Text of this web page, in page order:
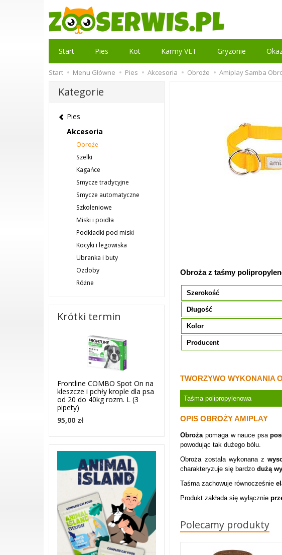
Start Pies Kot Karmy VET Gryzonie
Start Menu Główne Pies Akcesoria Obroże Amiplay Samba
Obroża z taśmy
Szerokość
Długość
Kolor
Producent
TWORZYWO WYKONANIA
Taśma polipropylenowa
OPIS OBROŻY AMIPLAY
Obroża pomaga w nauce psa
powodując tak dużego bólu.
Obroża została wykonana z
charakteryzuje się bardzo dużą
Taśma zachowuje równocześnie
Produkt zakłada się wyłącznie
Polecamy produkty
Kategorie
Pies
Akcesoria
Obroże
Szelki
Kagańce
Smycze tradycyjne
Smycze automatyczne
Szkoleniowe
Miski i poidła
Podkładki pod miski
Kocyki i legowiska
Ubranka i buty
Ozdoby
Różne
Krótki termin
Frontline COMBO Spot On na
kleszcze i pchły krople dla psa
od 20 do 40kg rozm. L (3
pipety)
95,00 zł